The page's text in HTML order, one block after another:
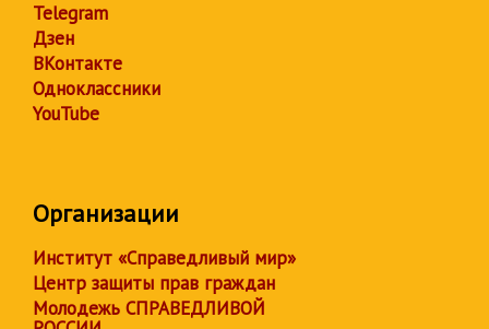
Telegram
Дзен
ВКонтакте
Одноклассники
YouTube
Организации
Институт «Справедливый мир»
Центр защиты прав граждан
Молодежь СПРАВЕДЛИВОЙ